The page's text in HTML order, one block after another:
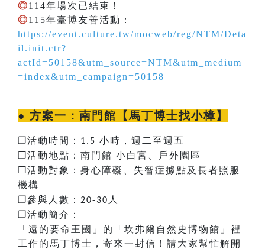
◎114年場次已結束！
◎115年臺博友善活動：
https://event.culture.tw/mocweb/reg/NTM/Deta
il.init.ctr?
actId=50158&utm_source=NTM&utm_medium
=index&utm_campaign=50158
● 方案一： 南門館【馬丁博士找小樟】
❐ 活動時間： 1.5 小時，週二至週五
❐ 活動地點：南門館 小白宮、戶外園區
❐ 活動對象：身心障礙、失智症據點及長者照服
機構
❐ 參與人數： 20-30 人
❐​​​​ 活動簡介：
「遠的要命王國」的「坎弗爾自然史博物館」裡
工作的馬丁博士，寄來一封信！請大家幫忙解開